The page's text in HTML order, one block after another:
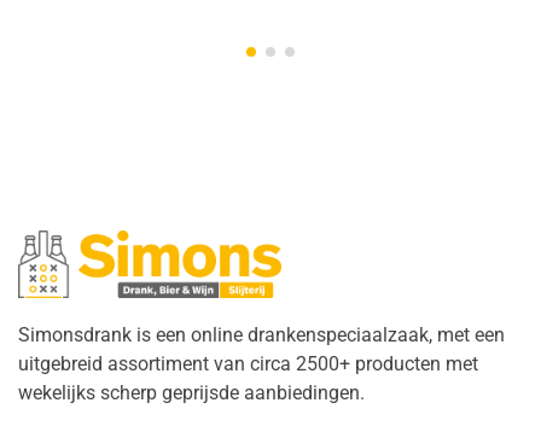
Simonsdrank is een online drankenspeciaalzaak, met een
uitgebreid assortiment van circa 2500+ producten met
wekelijks scherp geprijsde aanbiedingen.